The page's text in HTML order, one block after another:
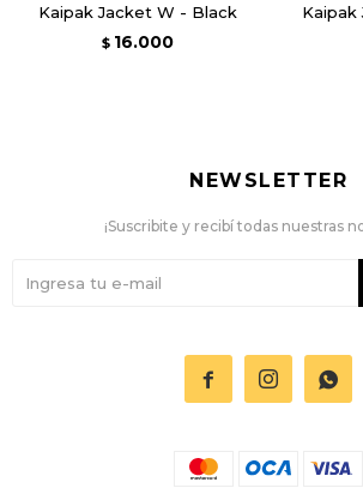
Kaipak Jacket W - Black
$ 16.000
Kaipak
  
NEWSLETTER
¡Suscribite y recibí todas nuestras